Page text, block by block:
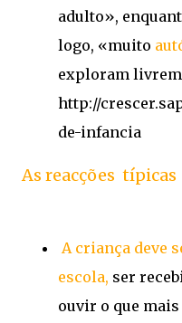
adulto»,
logo, «muito
exploram
http://
de-infancia
As reacções típicas
A criança deve
escola, ser
ouvir o que